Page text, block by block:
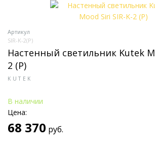
Артикул
SIR-K-2(P)
Настенный светильник Kutek
2 (P)
KUTEK
В наличии
Цена:
68 370 руб.